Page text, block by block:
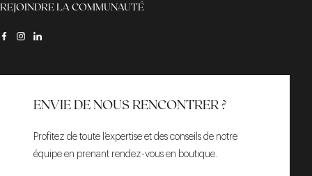
REJOINDRE LA COMMUNAUTÉ
ENVIE DE NOUS RENCONTRER ?
Profitez de toute l’expertise et des conseils de notre
équipe en prenant rendez-vous en boutique.